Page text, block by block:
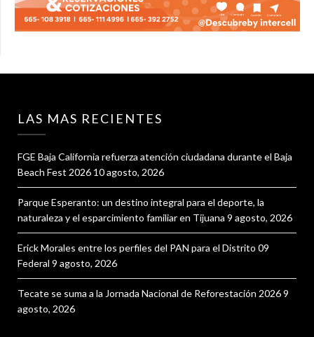
LAS MAS RECIENTES
FGE Baja California refuerza atención ciudadana durante el Baja
Beach Fest 2026 10 agosto, 2026
Parque Esperanto: un destino integral para el deporte, la
naturaleza y el esparcimiento familiar en Tijuana 9 agosto, 2026
Erick Morales entre los perfiles del PAN para el Distrito 09
Federal 9 agosto, 2026
Tecate se suma a la Jornada Nacional de Reforestación 20269
agosto, 2026